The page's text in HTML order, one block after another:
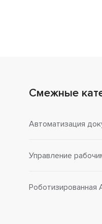
Смежные
Автоматизация
Управление
Роботизированная